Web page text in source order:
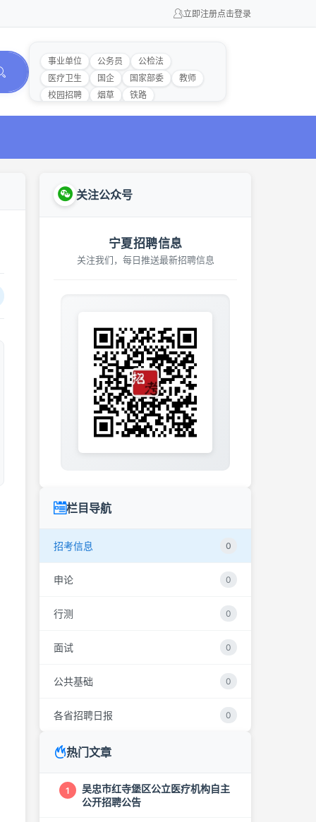
立即注册点击登录
事业单位 公务员
公检法
医疗卫生
国企 国家部委
教师
校园招聘
烟草 铁路
关注公众号
宁夏招聘信息
关注我们，每日推送最新招聘信息
栏目导航
招考信息 0
申论 0
行测 0
面试 0
公共基础 0
各省招聘日报 0
热门文章
1
吴忠市红寺堡区公立医疗机构自主
公开招聘公告